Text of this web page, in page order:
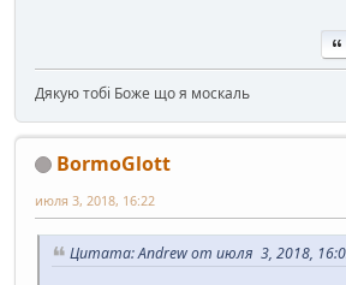
Дякую тобі Боже що я москаль
BormoGlott
июля 3, 2018, 16:22
Цитата: Andrew от июля 3, 2018,